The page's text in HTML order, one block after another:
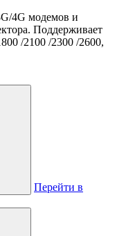
4G модемов и
Поддерживает
/2100 /2300 /2600,
Перейти в